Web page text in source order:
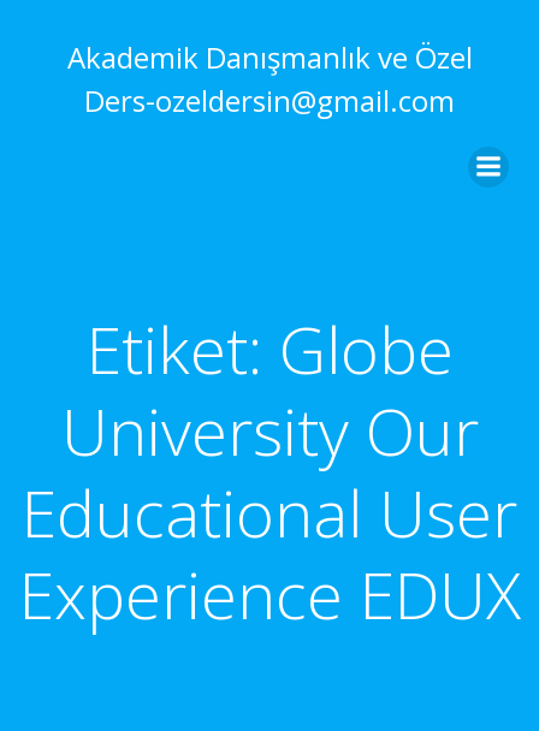
Akademik Danışmanlık ve Özel
Ders-ozeldersin@gmail.com
Etiket: Globe
University Our
Educational User
Experience EDUX